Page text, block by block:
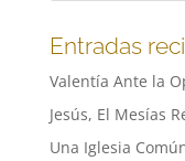
Entradas
Valentía Ante la
Jesús, El Mesías
Una Iglesia